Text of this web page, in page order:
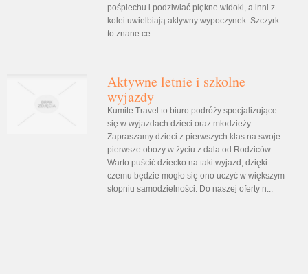
pośpiechu i podziwiać piękne widoki, a inni z
kolei uwielbiają aktywny wypoczynek. Szczyrk
to znane ce...
Aktywne letnie i szkolne
wyjazdy
Kumite Travel to biuro podróży specjalizujące
się w wyjazdach dzieci oraz młodzieży.
Zapraszamy dzieci z pierwszych klas na swoje
pierwsze obozy w życiu z dala od Rodziców.
Warto puścić dziecko na taki wyjazd, dzięki
czemu będzie mogło się ono uczyć w większym
stopniu samodzielności. Do naszej oferty n...